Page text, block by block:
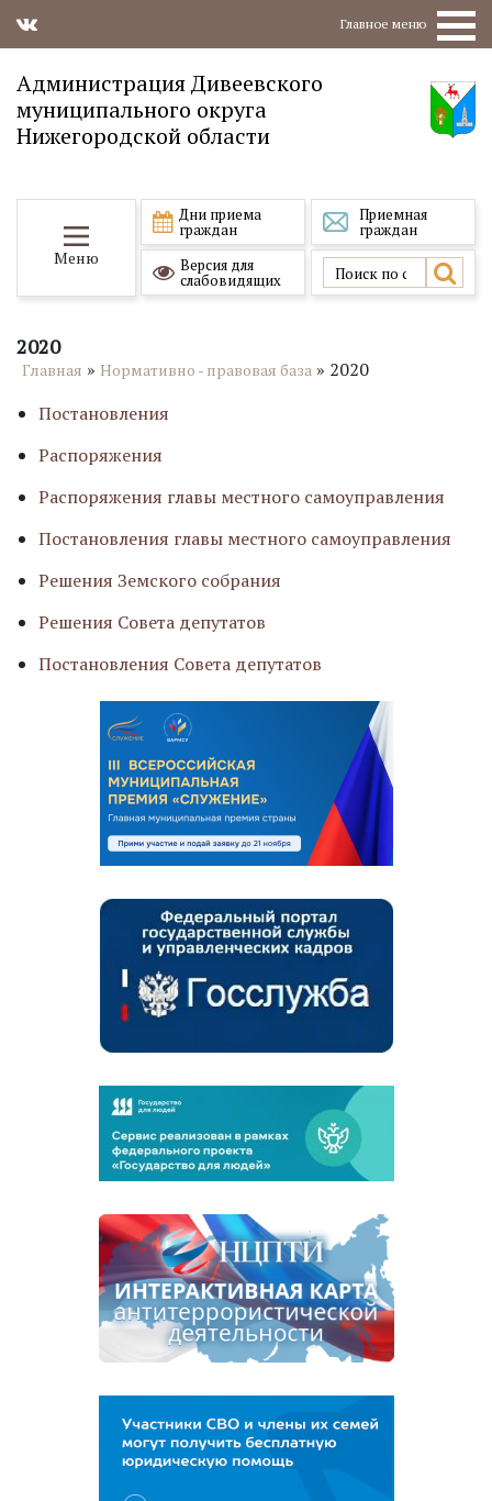
Главное меню
Администрация Дивеевского
муниципального округа
Нижегородской области
Меню
Дни приема
граждан
Приемная
граждан
Версия для
слабовидящих
2020
Главная » Нормативно - правовая база » 2020
Постановления
Распоряжения
Распоряжения главы местного самоуправления
Постановления главы местного самоуправления
Решения Земского собрания
Решения Совета депутатов
Постановления Совета депутатов